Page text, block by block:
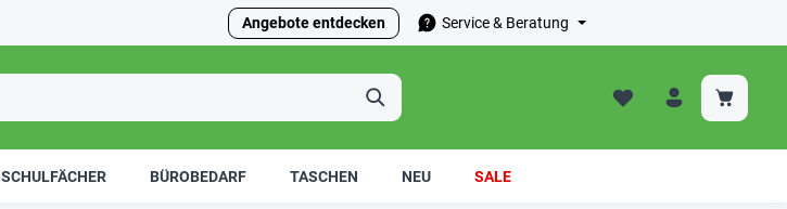
Angebote entdecken Service & Beratung
SCHULFÄCHER BÜROBEDARF TASCHEN NEU SALE